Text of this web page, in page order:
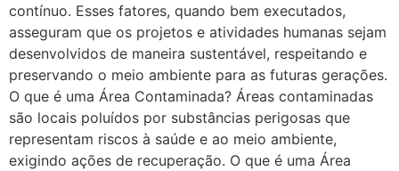
contínuo. Esses fatores, quando bem executados,
asseguram que os projetos e atividades humanas sejam
desenvolvidos de maneira sustentável, respeitando e
preservando o meio ambiente para as futuras gerações.
O que é uma Área Contaminada? Áreas contaminadas
são locais poluídos por substâncias perigosas que
representam riscos à saúde e ao meio ambiente,
exigindo ações de recuperação. O que é uma Área